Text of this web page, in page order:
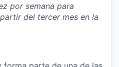
por semana para
del tercer mes en la